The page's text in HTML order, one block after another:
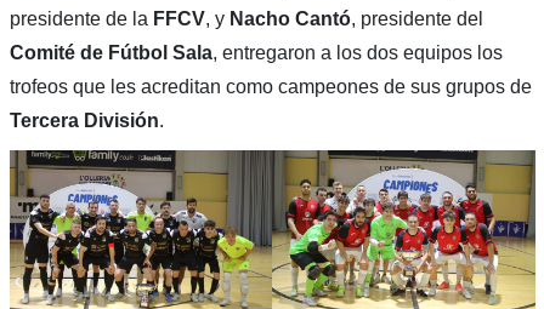
presidente de la FFCV, yNacho Cantó, presidente del
Comité de Fútbol Sala, entregaron a los dos equipos los
trofeos que les acreditan como campeones de sus grupos de
Tercera División.